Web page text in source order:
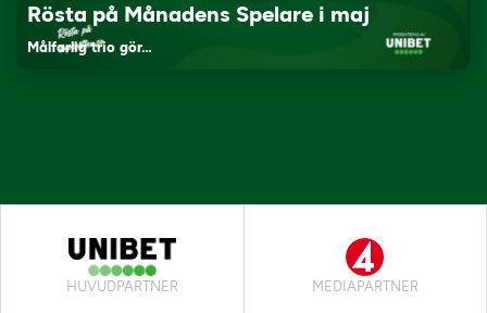
Rösta på Månadens Spelare i maj
Målfarlig trio gör…
HUVUDPARTNER MEDIAPARTNER